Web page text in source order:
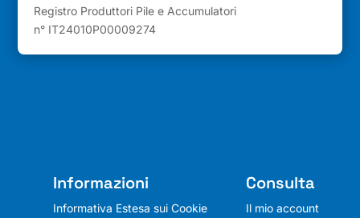
Registro Produttori Pile e Accumulatori
n° IT24010P00009274
Informazioni
Informativa Estesa sui Cookie
Consulta
Il mio account